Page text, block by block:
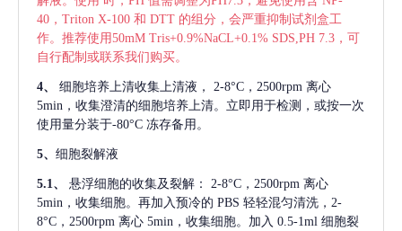
40，Triton X-100 和 DTT 的组分，会严重抑制试剂盒工
作。推荐使用50mM Tris+0.9%NaCL+0.1% SDS,PH 7.3，可
自行配制或联系我们购买。
4、 细胞培养上清收集上清液，
2-8°C，2500rpm 离心
5min，收集澄清的细胞培养上清。立即用于检测，或按一次
使用量分装于-80°C 冻存备用。
5、 细胞裂解液
5.1、 悬浮细胞的收集及裂解：
2-8°C，2500rpm 离心
5min，收集细胞。再加入预冷的 PBS 轻轻混匀清洗，2-
8°C，2500rpm 离心 5min，收集细胞。加入 0.5-1ml 细胞裂